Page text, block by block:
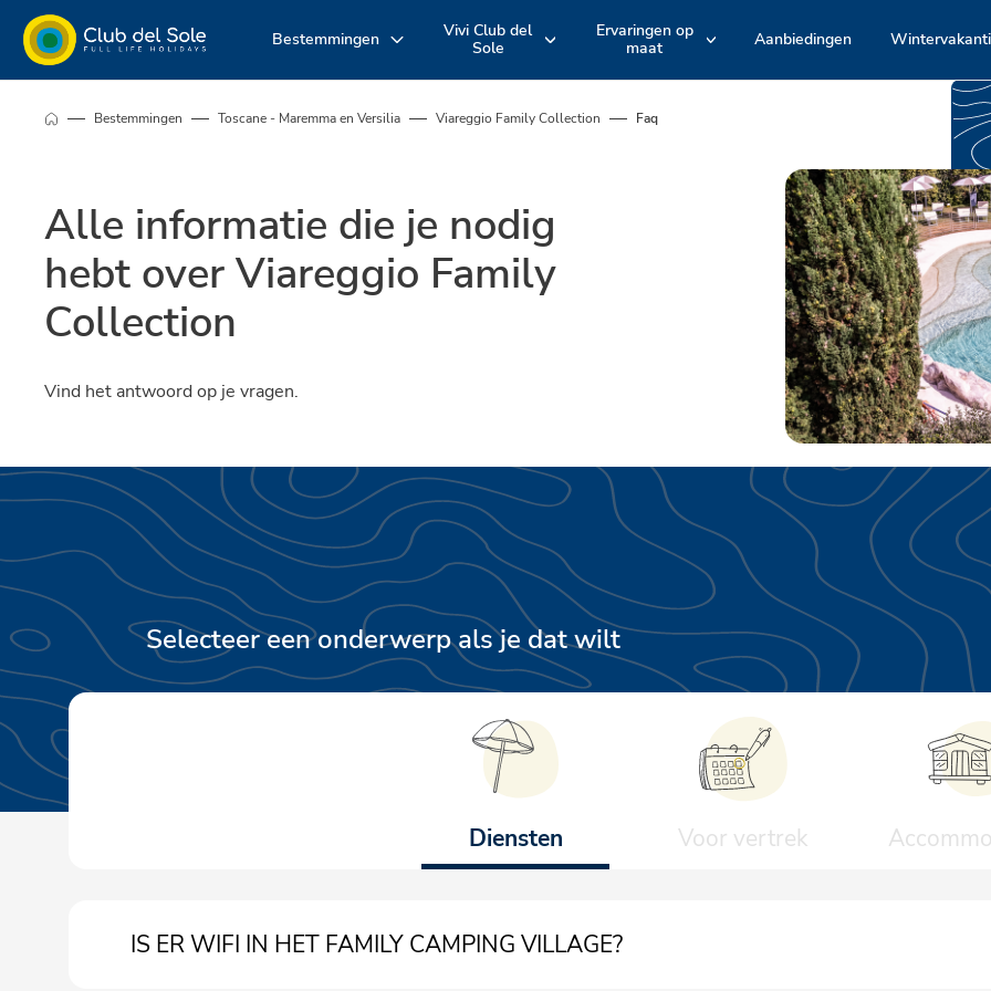
Bestemmingen
Waar wil je op
naartoe?
Romagna
Vivi Club del
Sole
Ontdek onze
Zwembaden
Stranden
Entertainment
Restaurants
Ervaringen op
maat
Beleef uw
dat wilt
Actieve belevenissen en fietstochten
Aanbiedingen
Bestemmingen Toscane - Maremma en Versilia Viareggio Family Collection Faq
Alle informatie die je nodig
hebt over Viareggio Family
Collection
Vind het antwoord op je vragen.
Selecteer een onderwerp als je dat wilt
Diensten Voor vertrek
IS ER WIFI IN HET FAMILY CAMPING VILLAGE?